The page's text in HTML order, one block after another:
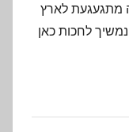
מתגעגעת לארץ
לחכות כאן